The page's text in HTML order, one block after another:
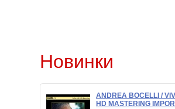
Новинки
ANDREA BOCELLI /
HD MASTERING